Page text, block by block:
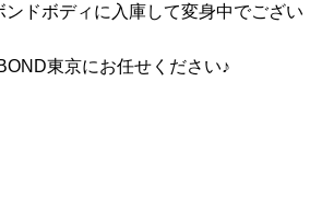
ドボディに入庫して変身中でござい
東京にお任せください♪